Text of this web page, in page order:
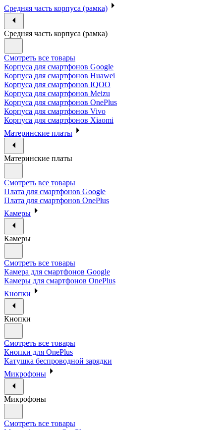
Средняя часть корпуса (рамка)
Средняя часть корпуса (рамка)
Смотреть все товары
Корпуса для смартфонов Google
Корпуса для смартфонов Huawei
Корпуса для смартфонов IQOO
Корпуса для смартфонов Meizu
Корпуса для смартфонов OnePlus
Корпуса для смартфонов Vivo
Корпуса для смартфонов Xiaomi
Материнские платы
Материнские платы
Смотреть все товары
Плата для смартфонов Google
Плата для смартфонов OnePlus
Камеры
Камеры
Смотреть все товары
Камера для смартфонов Google
Камеры для смартфонов OnePlus
Кнопки
Кнопки
Смотреть все товары
Кнопки для OnePlus
Катушка беспроводной зарядки
Микрофоны
Микрофоны
Смотреть все товары